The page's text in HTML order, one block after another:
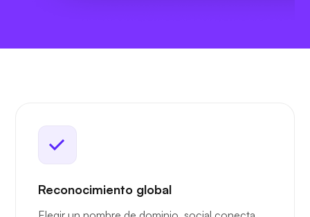
Reconocimiento global